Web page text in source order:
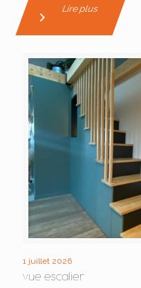
Lire plus
1 juillet 2026
vue escalier